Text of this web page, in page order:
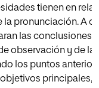
tienen en
la pronunciación. A
las conclusiones
observación y de la
los puntos
principales,